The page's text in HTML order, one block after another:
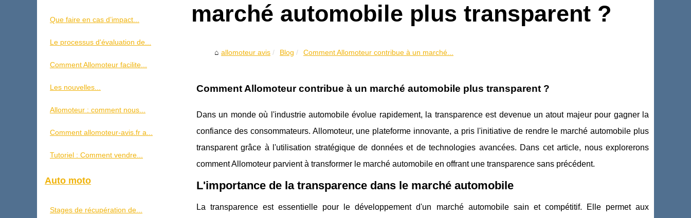
marché automobile plus transparent ?
allomoteur avis Blog Comment Allomoteur contribue à un marché...
Comment Allomoteur contribue à un marché automobile plus transparent ?
Dans un monde où l'industrie automobile évolue rapidement, la transparence est devenue un atout majeur pour gagner la
confiance des consommateurs. Allomoteur, une plateforme innovante, a pris l'initiative de rendre le marché automobile plus
transparent grâce à l'utilisation stratégique de données et de technologies avancées. Dans cet article, nous explorerons
comment Allomoteur parvient à transformer le marché automobile en offrant une transparence sans précédent.
L'importance de la transparence dans le marché automobile
La transparence est essentielle pour le développement d'un marché automobile sain et compétitif. Elle permet aux
Que faire en cas d’impact...
Le processus d'évaluation de...
Comment Allomoteur facilite...
Les nouvelles...
Allomoteur : comment nous...
Comment allomoteur-avis.fr a...
Tutoriel : Comment vendre...
Auto moto
Stages de récupération de...